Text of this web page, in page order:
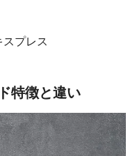
プレス
特徴と違い